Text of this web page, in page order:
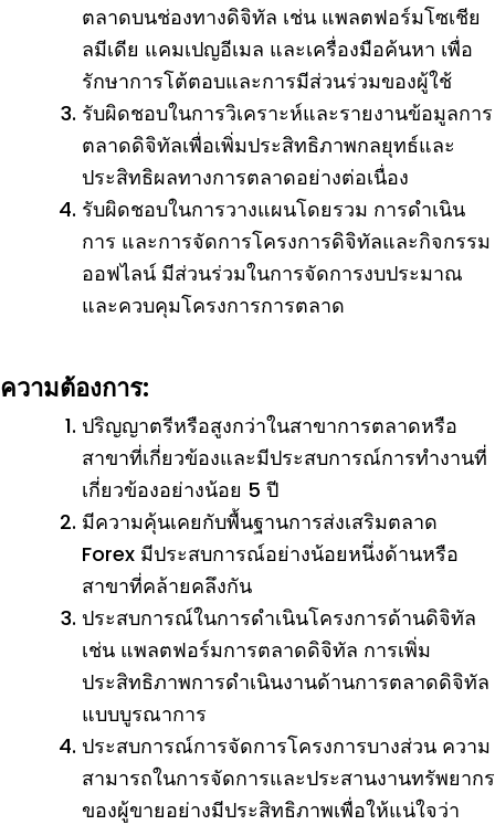
ตลาดบนช่องทางดิจิทัล เช่น แพลตฟอร์มโซเชีย
ลมีเดีย แคมเปญอีเมล และเครื่องมือค้นหา เพื่อ
รักษาการโต้ตอบและการมีส่วนร่วมของผู้ใช้
รับผิดชอบในการวิเคราะห์และรายงานข้อมูลการ
ตลาดดิจิทัลเพื่อเพิ่มประสิทธิภาพกลยุทธ์และ
ประสิทธิผลทางการตลาดอย่างต่อเนื่อง
รับผิดชอบในการวางแผนโดยรวม การดำเนิน
การ และการจัดการโครงการดิจิทัลและกิจกรรม
ออฟไลน์ มีส่วนร่วมในการจัดการงบประมาณ
และควบคุมโครงการการตลาด
ความต้องการ:
ปริญญาตรีหรือสูงกว่าในสาขาการตลาดหรือ
สาขาที่เกี่ยวข้องและมีประสบการณ์การทำงานที่
เกี่ยวข้องอย่างน้อย 5 ปี
มีความคุ้นเคยกับพื้นฐานการส่งเสริมตลาด
Forex มีประสบการณ์อย่างน้อยหนึ่งด้านหรือ
สาขาที่คล้ายคลึงกัน
ประสบการณ์ในการดำเนินโครงการด้านดิจิทัล
เช่น แพลตฟอร์มการตลาดดิจิทัล การเพิ่ม
ประสิทธิภาพการดำเนินงานด้านการตลาดดิจิทัล
แบบบูรณาการ
ประสบการณ์การจัดการโครงการบางส่วน ความ
สามารถในการจัดการและประสานงานทรัพยากร
ของผู้ขายอย่างมีประสิทธิภาพเพื่อให้แน่ใจว่า